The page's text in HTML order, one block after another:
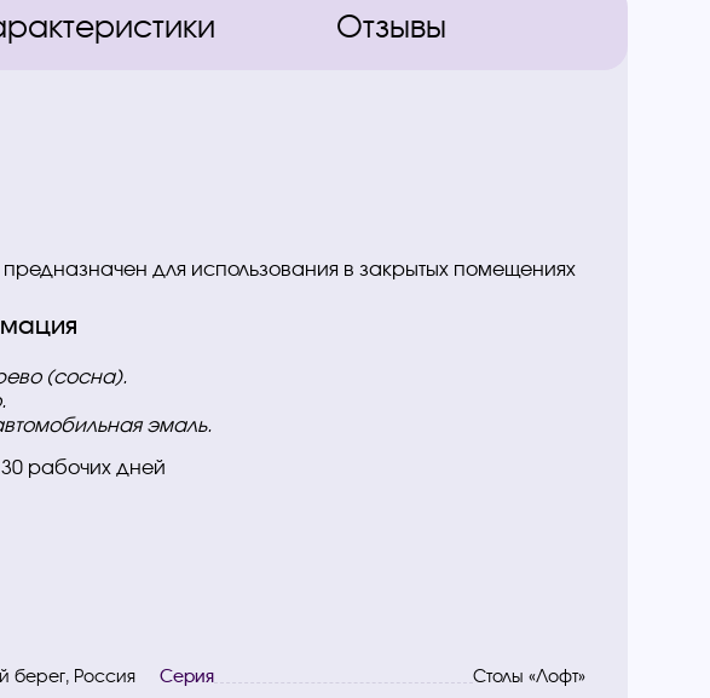
Отзывы
для использования в закрытых помещениях
(сосна).
эмаль.
рабочих дней
берег, Россия Серия Столы «Лофт»